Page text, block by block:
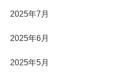
2025年7月
2025年6月
2025年5月